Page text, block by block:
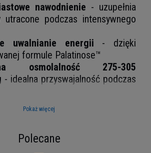
nawodnienie - uzupełnia
utracone podczas intensywnego
uwalnianie energii - dzięki
formule Palatinose™
osmolalność 275-305
- idealna przyswajalność podczas
użycia
zamknięciem
wody artezyjskiej
Pokaż więcej
Polecane